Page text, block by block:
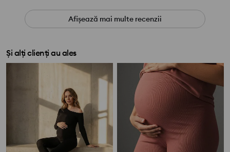
Afișează mai multe recenzii
Și alți clienți au ales